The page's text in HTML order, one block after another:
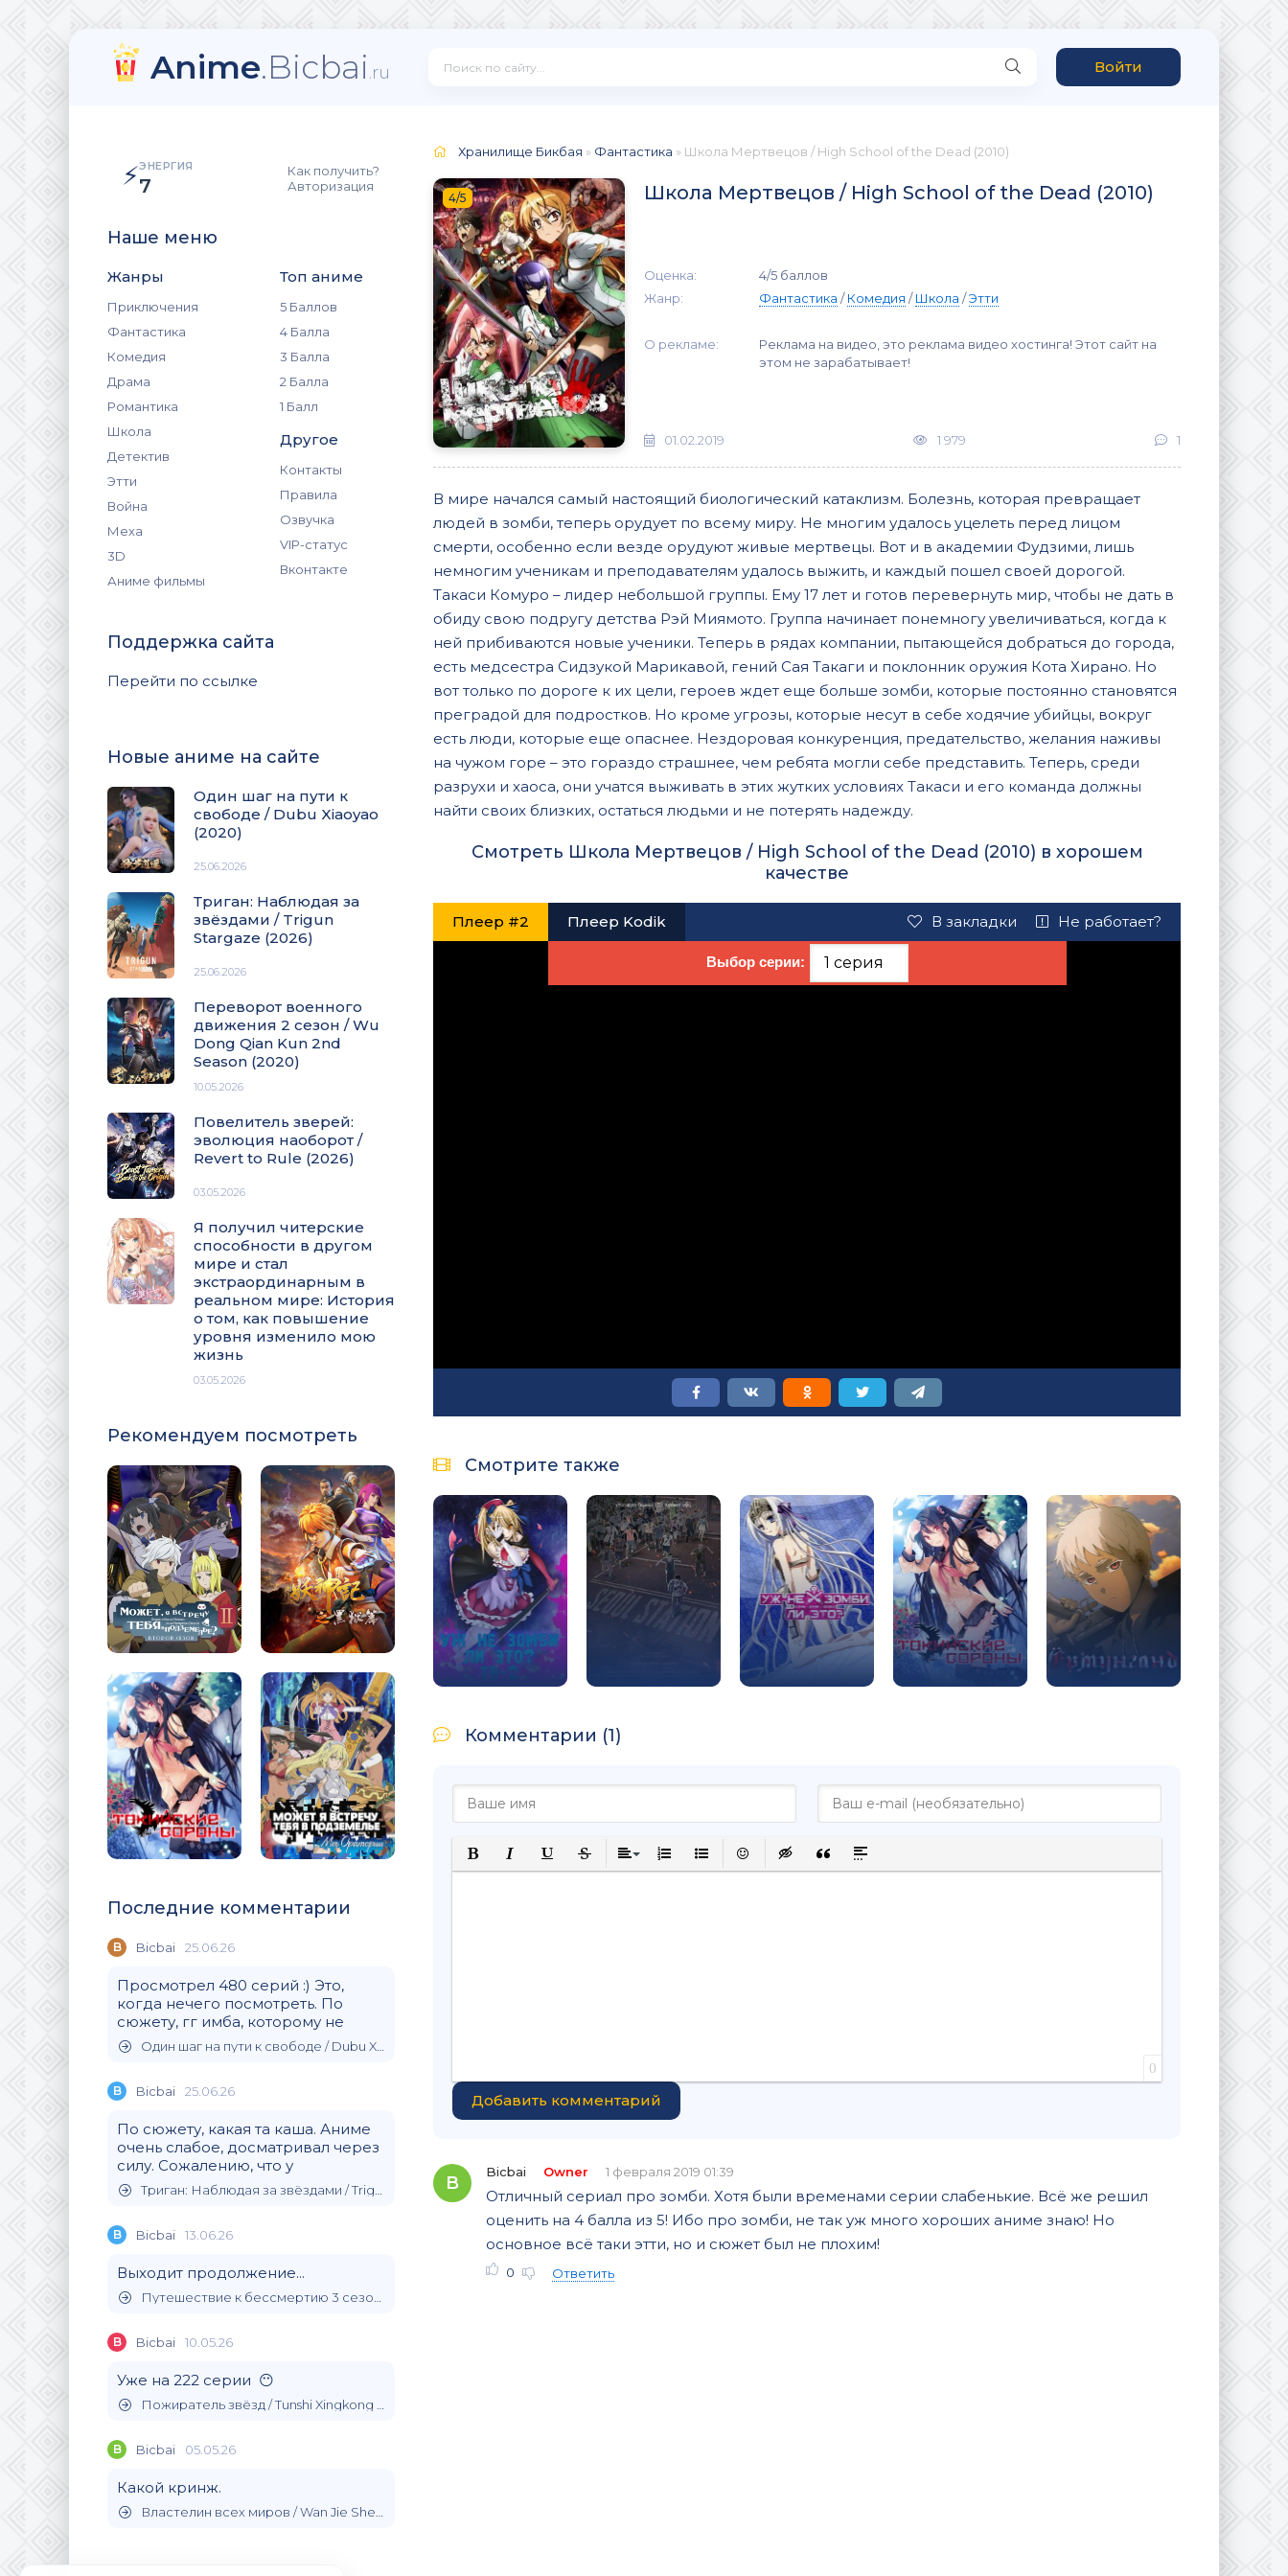
Anime.Bicbai.ru Войти
⚡ЭНЕРГИЯ
7
Как получить?
Авторизация
Наше меню
Жанры
Приключения
Фантастика
Комедия
Драма
Романтика
Школа
Детектив
Этти
Война
Меха
3D
Аниме фильмы
Топ аниме
5 Баллов
4 Балла
3 Балла
2 Балла
1 Балл
Другое
Контакты
Правила
Озвучка
VIP-статус
Вконтакте
Поддержка сайта
Перейти по ссылке
Новые аниме на сайте
Один шаг на пути к
свободе / Dubu Xiaoyao
(2020)
25.06.2026
Триган: Наблюдая за
звёздами / Trigun
Stargaze (2026)
25.06.2026
Переворот военного
движения 2 сезон / Wu
Dong Qian Kun 2nd
Season (2020)
10.05.2026
Повелитель зверей:
эволюция наоборот /
Revert to Rule (2026)
03.05.2026
Я получил читерские
способности в другом
мире и стал
экстраординарным в
реальном мире: История
о том, как повышение
уровня изменило мою
жизнь
03.05.2026
Рекомендуем посмотреть
Последние комментарии
B Bicbai 25.06.26
Просмотрел 480 серий :) Это,
когда нечего посмотреть. По
сюжету, гг имба, которому не
Один шаг на пути к свободе / Dubu Xiaoyao (2020)
B Bicbai 25.06.26
По сюжету, какая та каша. Аниме
очень слабое, досматривал через
силу. Сожалению, что у
Триган: Наблюдая за звёздами / Trigun Stargaze (2026)
B Bicbai 13.06.26
Выходит продолжение...
Путешествие к бессмертию 3 сезон / (2024)
B Bicbai 10.05.26
Уже на 222 серии 😶
Пожиратель звёзд / Tunshi Xingkong (2020)
B Bicbai 05.05.26
Какой кринж.
Властелин всех миров / Wan Jie Shen Zhu (2019)
Хранилище Бикбая » Фантастика » Школа Мертвецов / High School of the Dead (2010)
4/5 Школа Мертвецов / High School of the Dead (2010)
Оценка:
4/5 баллов
Жанр:
Фантастика /Комедия /Школа /Этти
О рекламе:
Реклама на видео, это реклама видео хостинга! Этот сайт на
этом не зарабатывает!
01.02.2019 1 979 1
В мире начался самый настоящий биологический катаклизм. Болезнь, которая превращает
людей в зомби, теперь орудует по всему миру. Не многим удалось уцелеть перед лицом
смерти, особенно если везде орудуют живые мертвецы. Вот и в академии Фудзими, лишь
немногим ученикам и преподавателям удалось выжить, и каждый пошел своей дорогой.
Такаси Комуро – лидер небольшой группы. Ему 17 лет и готов перевернуть мир, чтобы не дать в
обиду свою подругу детства Рэй Миямото. Группа начинает понемногу увеличиваться, когда к
ней прибиваются новые ученики. Теперь в рядах компании, пытающейся добраться до города,
есть медсестра Сидзукой Марикавой, гений Сая Такаги и поклонник оружия Кота Хирано. Но
вот только по дороге к их цели, героев ждет еще больше зомби, которые постоянно становятся
преградой для подростков. Но кроме угрозы, которые несут в себе ходячие убийцы, вокруг
есть люди, которые еще опаснее. Нездоровая конкуренция, предательство, желания наживы
на чужом горе – это гораздо страшнее, чем ребята могли себе представить. Теперь, среди
разрухи и хаоса, они учатся выживать в этих жутких условиях Такаси и его команда должны
найти своих близких, остаться людьми и не потерять надежду.
Смотреть Школа Мертвецов / High School of the Dead (2010) в хорошем
качестве
Плеер #2 Плеер Kodik В закладки Не работает?
Выбор серии:
Смотрите также
Комментарии (1)
Полужирный
КурсивПодчеркнутый
ЗачеркнутыйВыравнивание
Нумерованный список
Маркированный список
Вставить смайлик
Вставка скрытого текста
Вставка цитаты
Вставка спойлера
0
Добавить комментарий
B
Bicbai Owner 1 февраля 2019 01:39
Отличный сериал про зомби. Хотя были временами серии слабенькие. Всё же решил
оценить на 4 балла из 5! Ибо про зомби, не так уж много хороших аниме знаю! Но
основное всё таки этти, но и сюжет был не плохим!
0 Ответить